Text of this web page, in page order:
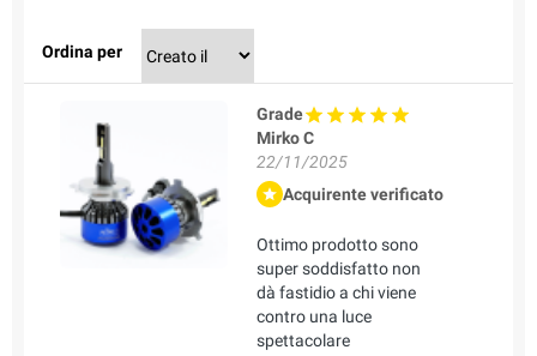
Ordina per
Grade
Mirko C
22/11/2025
Acquirente verificato
Ottimo prodotto sono
super soddisfatto non
dà fastidio a chi viene
contro una luce
spettacolare